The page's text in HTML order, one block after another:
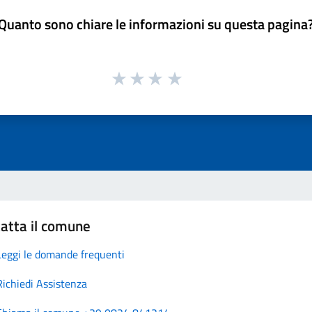
sono chiare le informazioni su questa
il comune
le domande frequenti
Assistenza